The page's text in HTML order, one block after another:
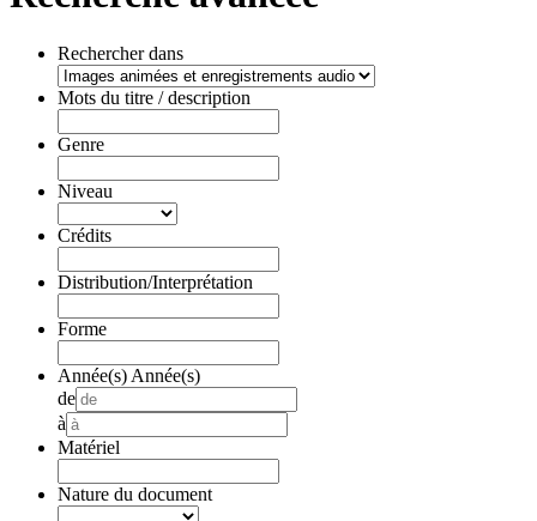
Rechercher dans
Mots du titre / description
Genre
Niveau
Crédits
Distribution/Interprétation
Forme
Année(s) Année(s)
de
à
Matériel
Nature du document